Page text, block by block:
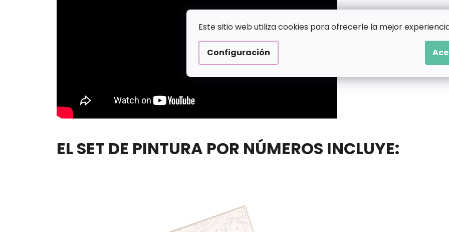
Este sitio web utiliza cookies para ofrecerle la mejor
Configuración
EL SET DE PINTURA POR NÚMEROS INCLUYE: